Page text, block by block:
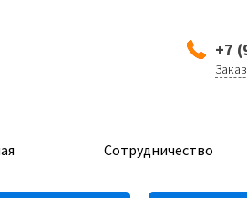
+7
Сотрудничество